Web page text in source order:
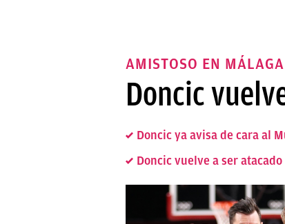
AMISTOSO EN MÁLAGA
Doncic
Doncic ya avisa de cara al
Doncic vuelve a ser